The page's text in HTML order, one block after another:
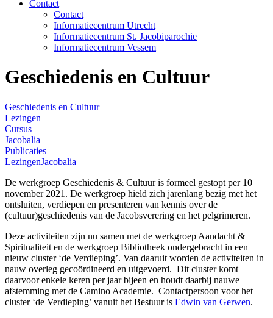
Contact
Contact
Informatiecentrum Utrecht
Informatiecentrum St. Jacobiparochie
Informatiecentrum Vessem
Geschiedenis en Cultuur
Geschiedenis en Cultuur
Lezingen
Cursus
Jacobalia
Publicaties
LezingenJacobalia
De werkgroep Geschiedenis & Cultuur is formeel gestopt per 10
november 2021. De werkgroep hield zich jarenlang bezig met het
ontsluiten, verdiepen en presenteren van kennis over de
(cultuur)geschiedenis van de Jacobsverering en het pelgrimeren.
Deze activiteiten zijn nu samen met de werkgroep Aandacht &
Spiritualiteit en de werkgroep Bibliotheek ondergebracht in een
nieuw cluster ‘de Verdieping’. Van daaruit worden de activiteiten in
nauw overleg gecoördineerd en uitgevoerd. Dit cluster komt
daarvoor enkele keren per jaar bijeen en houdt daarbij nauwe
afstemming met de Camino Academie. Contactpersoon voor het
cluster ‘de Verdieping’ vanuit het Bestuur is Edwin van Gerwen.